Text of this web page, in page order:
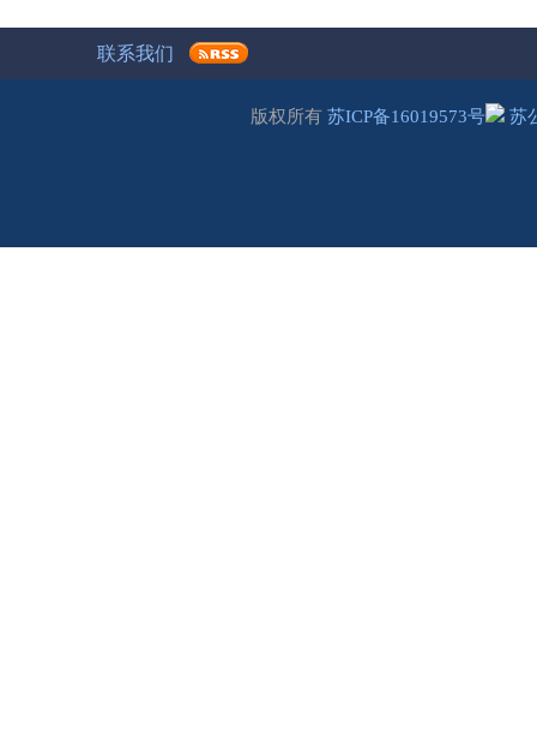
联系我们
版权所有 苏ICP备16019573号 苏